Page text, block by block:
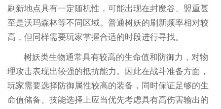
刷新地点具有一定随机性，可能出现在封魔谷、盟重甚
至是沃玛森林等不同区域。普通树妖的刷新频率相对较
高，但同样需要玩家掌握合适的时段进行寻找。
树妖类生物通常具有较高的生命值和防御力，对物
理攻击表现出较强的抵抗能力。因此在战斗准备方面，
玩家需要选择防御属性较高的装备，同时保证足够的生
命值储备。技能选择上应当优先考虑具有高伤害输出的